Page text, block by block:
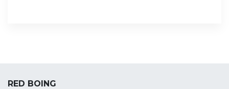
RED BOING